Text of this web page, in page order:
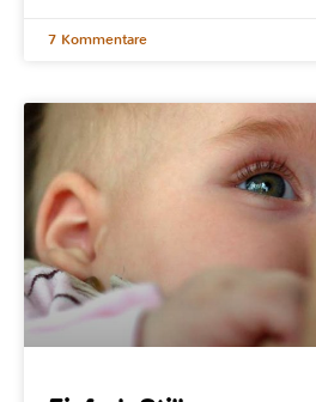
7 Kommentare